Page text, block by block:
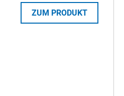
ZUM PRODUKT